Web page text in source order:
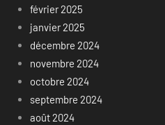
février 2025
janvier 2025
décembre 2024
novembre 2024
octobre 2024
septembre 2024
août 2024